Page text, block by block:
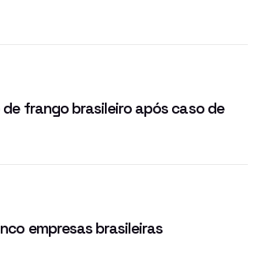
frango brasileiro após caso de
empresas brasileiras